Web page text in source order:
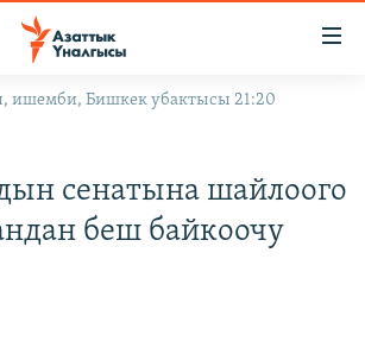
ишемби, Бишкек убактысы 21:20
сенатына шайлоого
беш байкоочу